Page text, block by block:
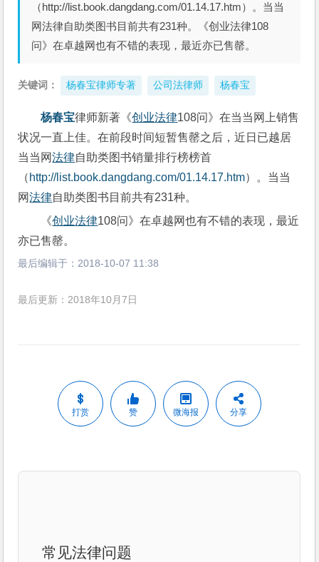
（http://list.book.dangdang.com/01.14.17.htm）。当当
网法律自助类图书目前共有231种。《创业法律108
问》在卓越网也有不错的表现，最近亦已售罄。
关键词： 杨春宝律师专著 公司法律师 杨春宝
杨春宝律师新著《创业法律108问》在当当网上销售
状况一直上佳。在前段时间短暂售罄之后，近日已越居
当当网法律自助类图书销量排行榜榜首
（ http://list.book.dangdang.com/01.14.17.htm）。当当
网法律自助类图书目前共有231种。
《创业法律108问》在卓越网也有不错的表现，最近
亦已售罄。
最后编辑于： 2018-10-07 11:38
最后更新：2018年10月7日
打赏 赞 微海报 分享
常见法律问题